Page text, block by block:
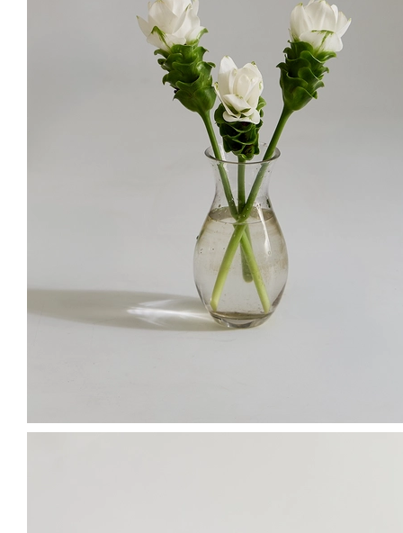
폭염 속 꽃다발은 선물하고 싶고.. 에키놉스로 선택했습니다! 덜 핀 송이
는 초록빛이라 약간 밤송이 미모가 덜 하여 부지런히 키워서 포장해갔어
요. 매력적인 꽃이에요.